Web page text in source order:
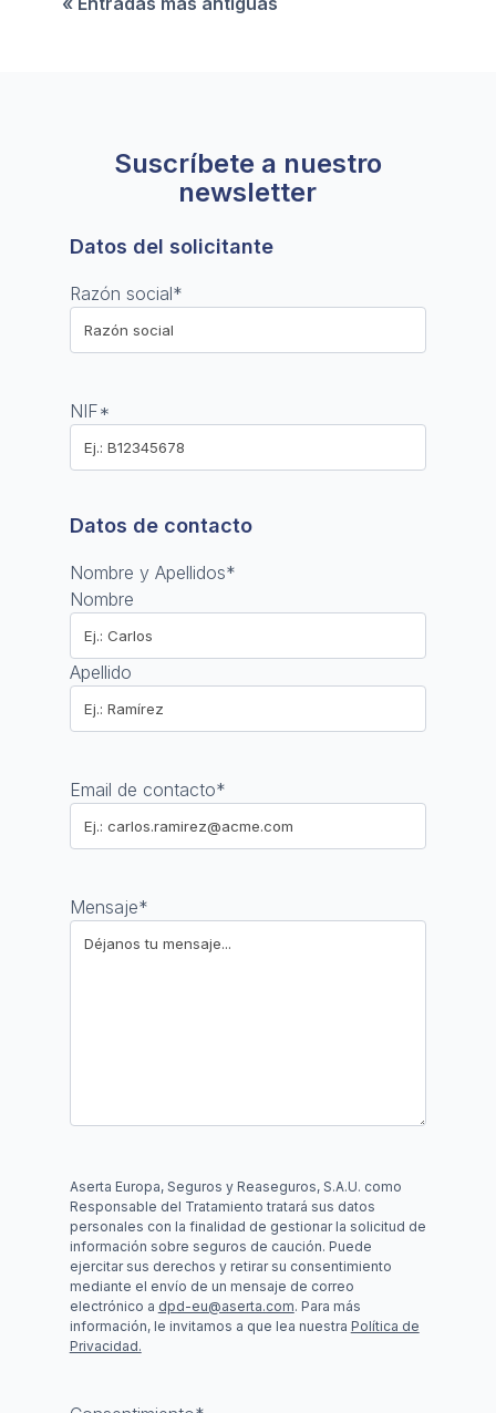
Suscríbete a nuestro
newsletter
Datos del solicitante
Razón social*
NIF*
Datos de contacto
Nombre y Apellidos*
Nombre
Apellido
Email de contacto*
Mensaje*
Aserta Europa, Seguros y Reaseguros, S.A.U. como
Responsable del Tratamiento tratará sus datos
personales con la finalidad de gestionar la solicitud de
información sobre seguros de caución. Puede
ejercitar sus derechos y retirar su consentimiento
mediante el envío de un mensaje de correo
electrónico a dpd-eu@aserta.com. Para más
información, le invitamos a que lea nuestra Política de
Privacidad.